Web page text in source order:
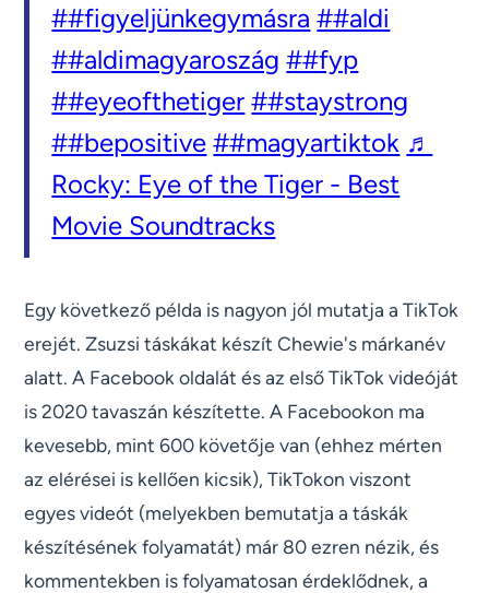
##figyeljünkegymásra ##aldi
##aldimagyaroszág ##fyp
##eyeofthetiger ##staystrong
##bepositive ##magyartiktok ♬
Rocky: Eye of the Tiger - Best
Movie Soundtracks
Egy következő példa is nagyon jól mutatja a TikTok
erejét. Zsuzsi táskákat készít Chewie's márkanév
alatt. A Facebook oldalát és az első TikTok videóját
is 2020 tavaszán készítette. A Facebookon ma
kevesebb, mint 600 követője van (ehhez mérten
az elérései is kellően kicsik), TikTokon viszont
egyes videót (melyekben bemutatja a táskák
készítésének folyamatát) már 80 ezren nézik, és
kommentekben is folyamatosan érdeklődnek, a